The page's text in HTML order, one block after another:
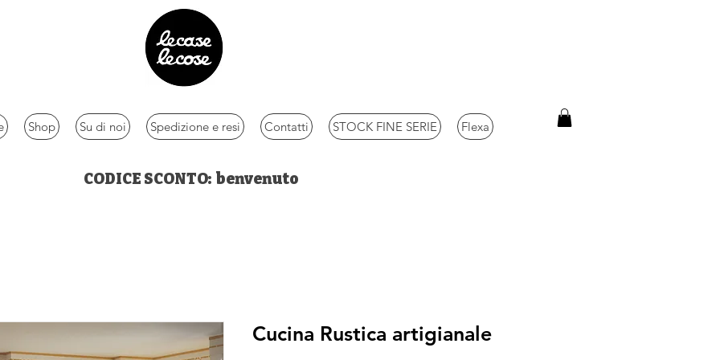
Shop Su di noi Spedizione e resi Contatti STOCK FINE SERIE Flexa
CODICE SCONTO: benvenuto
Cucina Rustica artigianale